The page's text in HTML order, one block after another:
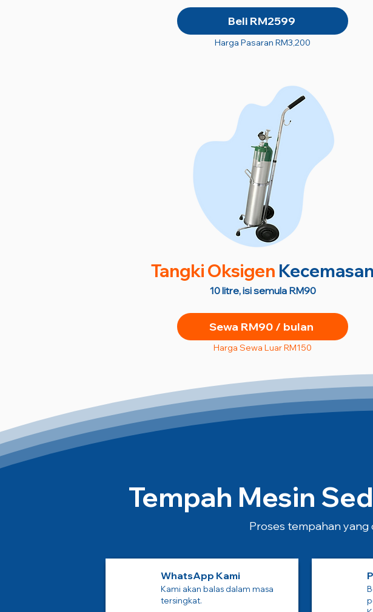
Beli RM2599
Harga Pasaran RM3,200
Tangki Oksigen Kecemasan
10 litre, isi semula RM90
Sewa RM90 / bulan
Harga Sewa Luar RM150
Tempah Mesin
Proses tempahan yang
WhatsApp Kami
Kami akan balas dalam masa
tersingkat.